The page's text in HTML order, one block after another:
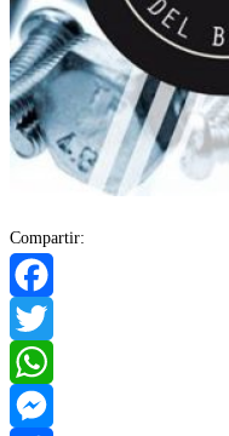
Compartir:
Facebook
Twitter
WhatsApp